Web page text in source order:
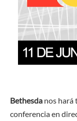
Bethesda nos hará
conferencia en